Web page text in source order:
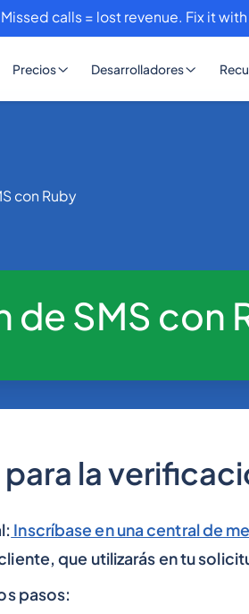
Missed calls = lost revenue. Fix it
Precios Desarrolladores
con Ruby
SMS con
la
Inscríbase en una central de
que utilizarás en tu
pasos: